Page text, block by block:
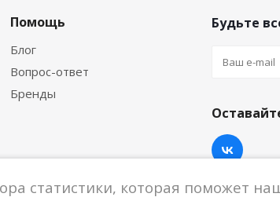
Помощь
Блог
Вопрос-ответ
Бренды
Будьте
статистики, которая поможет